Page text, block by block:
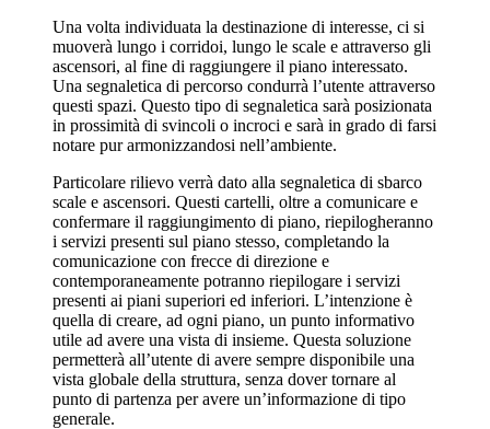
Una volta individuata la destinazione di interesse, ci si
muoverà lungo i corridoi, lungo le scale e attraverso gli
ascensori, al fine di raggiungere il piano interessato.
Una segnaletica di percorso condurrà l’utente attraverso
questi spazi. Questo tipo di segnaletica sarà posizionata
in prossimità di svincoli o incroci e sarà in grado di farsi
notare pur armonizzandosi nell’ambiente.
Particolare rilievo verrà dato alla segnaletica di sbarco
scale e ascensori. Questi cartelli, oltre a comunicare e
confermare il raggiungimento di piano, riepilogheranno
i servizi presenti sul piano stesso, completando la
comunicazione con frecce di direzione e
contemporaneamente potranno riepilogare i servizi
presenti ai piani superiori ed inferiori. L’intenzione è
quella di creare, ad ogni piano, un punto informativo
utile ad avere una vista di insieme. Questa soluzione
permetterà all’utente di avere sempre disponibile una
vista globale della struttura, senza dover tornare al
punto di partenza per avere un’informazione di tipo
generale.